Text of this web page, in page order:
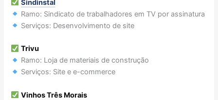
Sindinstal
Ramo: Sindicato de trabalhadores em TV por assinatura
Serviços: Desenvolvimento de site
Trivu
Ramo: Loja de materiais de construção
Serviços: Site e e-commerce
Vinhos Três Morais